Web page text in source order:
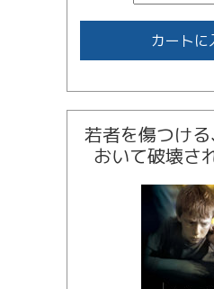
カートに
若者を傷つけ
おいて破壊さ